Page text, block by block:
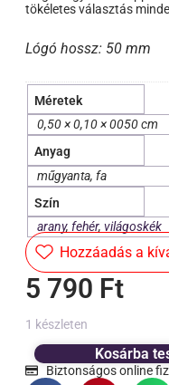
tökéletes választás
Lógó hossz: 50 mm
Méretek
0,50 × 0,10 × 0050 cm
Anyag
műgyanta, fa
Szín
arany, fehér, világoskék
Hozzáadás a
5 790 Ft
1 készleten
Kosárba
Biztonságos online